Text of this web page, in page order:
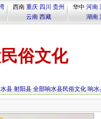
西南 重庆 四川 贵州
云南 西藏
华中 河南
湖南
俗文化
县 射阳县 全部响水县民俗文化 响水